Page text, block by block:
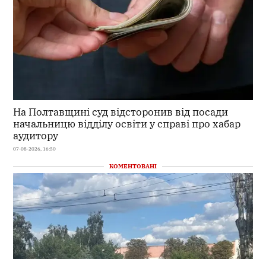
На Полтавщині суд відсторонив від посади
начальницю відділу освіти у справі про хабар
аудитору
07-08-2026, 16:50
КОМЕНТОВАНІ